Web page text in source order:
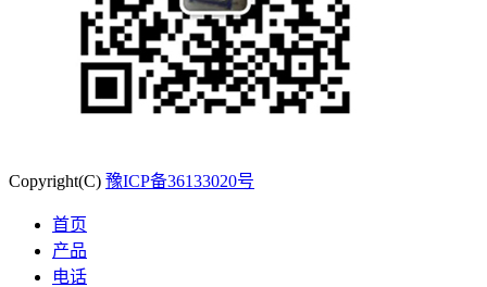
Copyright(C) 豫ICP备36133020号
首页
产品
电话